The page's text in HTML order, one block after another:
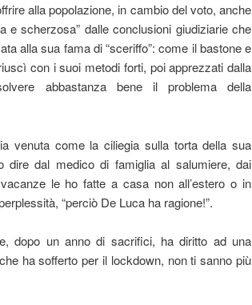
alla popolazione, in cambio del voto, anche
e scherzosa” dalle conclusioni giudiziarie che
alla sua fama di “sceriffo”: come il bastone e
con i suoi metodi forti, poi apprezzati dalla
abbastanza bene il problema della
venuta come la ciliegia sulla torta della sua
dire dal medico di famiglia al salumiere, dai
le ho fatte a casa non all’estero o in
“perciò De Luca ha ragione!”.
dopo un anno di sacrifici, ha diritto ad una
ha sofferto per il lockdown, non ti sanno più